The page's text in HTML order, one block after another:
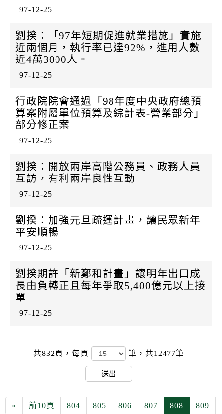
97-12-25
劉揆：「97年短期促進就業措施」實施
近兩個月，執行率已達92%，進用人數
近4萬3000人。
97-12-25
行政院院會通過「98年度中央政府總預
算案附屬單位預算及綜計表-營業部分」
部分修正案
97-12-25
劉揆：開放兩岸高階公務員、政務人員
互訪，有利兩岸良性互動
97-12-25
劉揆：加強元旦疏運計畫，讓民眾新年
平安順暢
97-12-25
劉揆期許「新鄭和計畫」讓明年出口成
長由負轉正且每年爭取5,400億元以上接
單
97-12-25
共832頁， 每頁 筆，共12477筆
送出
« 前10頁 804 805 806 807 808 809